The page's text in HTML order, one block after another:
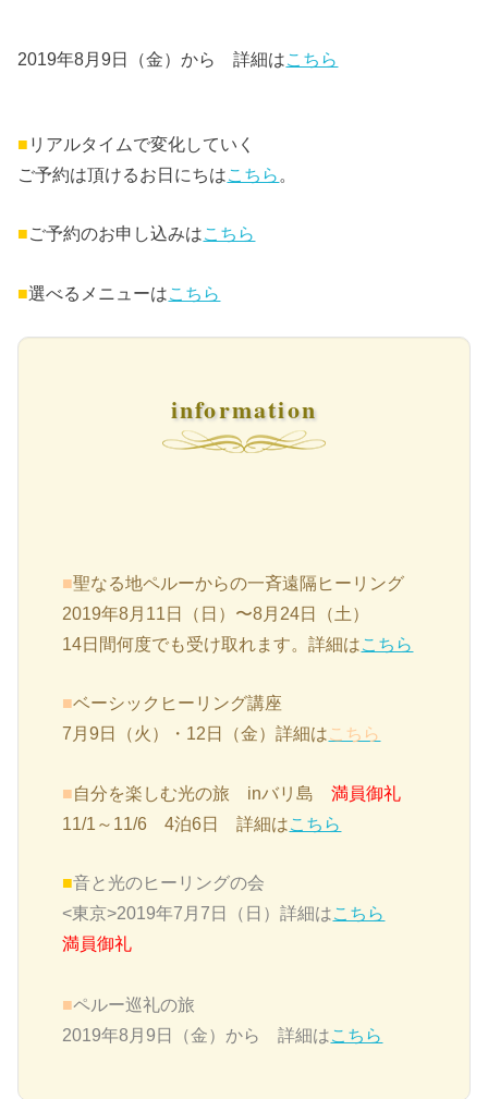
2019年8月9日（金）から 詳細はこちら
■ リアルタイムで変化していく
ご予約は頂けるお日にちはこちら 。
■ご予約のお申し込みはこちら
■選べるメニューはこちら
information
■聖なる地ペルーからの一斉遠隔ヒーリング
2019年8月 11日（日） 〜8月 24日（土）
14日間何度でも受け取れます。詳細はこちら
■ベーシックヒーリング講座
7月9日（火）・12日（金）詳細はこちら
■自分を楽しむ光の旅 inバリ島満員御礼
11/1～11/6 4泊6日 詳細はこちら
■音と光のヒーリングの会
<東京>2019年7月7日（日）詳細はこちら
満員御礼
■ペルー巡礼の旅
2019年8月9日（金）から 詳細はこちら